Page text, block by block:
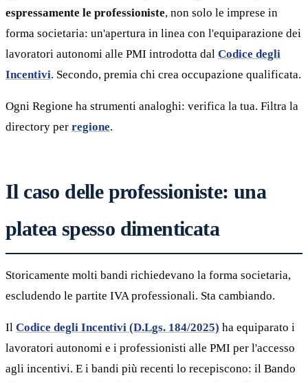
espressamente le professioniste, non solo le imprese in
forma societaria: un'apertura in linea con l'equiparazione dei
lavoratori autonomi alle PMI introdotta dal Codice degli
Incentivi. Secondo, premia chi crea occupazione qualificata.
Ogni Regione ha strumenti analoghi: verifica la tua. Filtra la
directory per regione.
Il caso delle professioniste: una
platea spesso dimenticata
Storicamente molti bandi richiedevano la forma societaria,
escludendo le partite IVA professionali. Sta cambiando.
Il Codice degli Incentivi (D.Lgs. 184/2025) ha equiparato i
lavoratori autonomi e i professionisti alle PMI per l'accesso
agli incentivi. E i bandi più recenti lo recepiscono: il Bando